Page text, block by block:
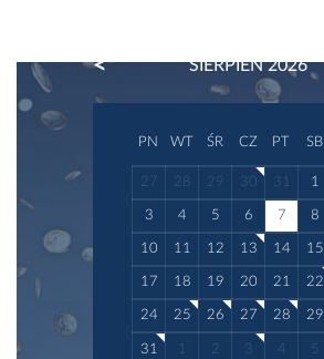
SIERPIEŃ 2026
PREVIOUS
PN WT ŚR CZ PT SB
27 28 29 30 31 1
3 4 5 6 7 8
10 11 12 13 14 15
17 18 19 20 21 22
24 25 26 27 28 29
31 1 2 3 4 5